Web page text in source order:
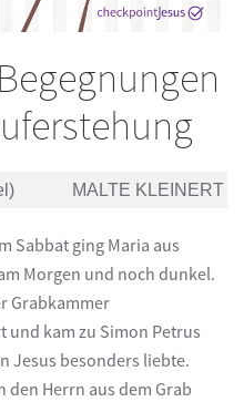
MALTE KLEINERT
Sabbat ging Maria aus
Morgen und noch dunkel.
Grabkammer
und kam zu Simon Petrus
Jesus besonders liebte.
den Herrn aus dem Grab